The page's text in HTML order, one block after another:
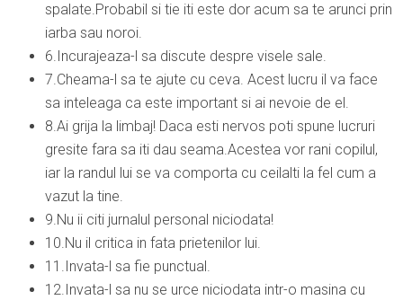
spalate.Probabil si tie iti este dor acum sa te arunci prin
iarba sau noroi.
6.Incurajeaza-l sa discute despre visele sale.
7.Cheama-l sa te ajute cu ceva. Acest lucru il va face
sa inteleaga ca este important si ai nevoie de el.
8.Ai grija la limbaj! Daca esti nervos poti spune lucruri
gresite fara sa iti dau seama.Acestea vor rani copilul,
iar la randul lui se va comporta cu ceilalti la fel cum a
vazut la tine.
9.Nu ii citi jurnalul personal niciodata!
10.Nu il critica in fata prietenilor lui.
11.Invata-l sa fie punctual.
12.Invata-l sa nu se urce niciodata intr-o masina cu